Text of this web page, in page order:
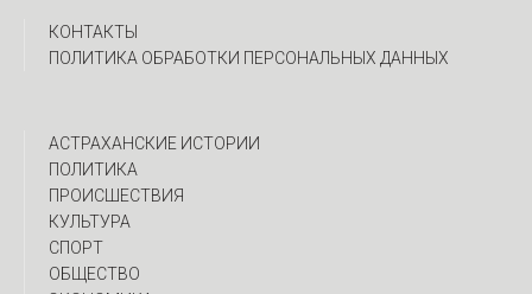
КОНТАКТЫ
ПОЛИТИКА ОБРАБОТКИ ПЕРСОНАЛЬНЫХ ДАННЫХ
АСТРАХАНСКИЕ ИСТОРИИ
ПОЛИТИКА
ПРОИСШЕСТВИЯ
КУЛЬТУРА
СПОРТ
ОБЩЕСТВО